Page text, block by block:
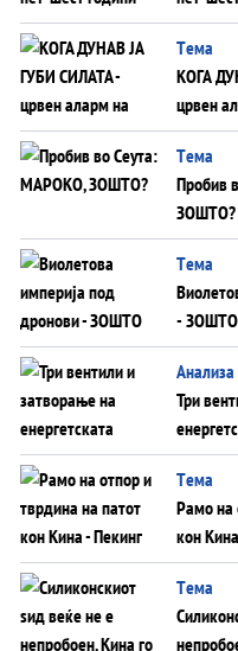
што
ЗАМЕНАТ
Tема
КОГА
црвен
плоча
Црното
Tема
Пробив
ЗОШТО?
Tема
-
Aнализа
Три
Нападот
Tема
Рамо на
кон
Иран за
инвазија
Tема